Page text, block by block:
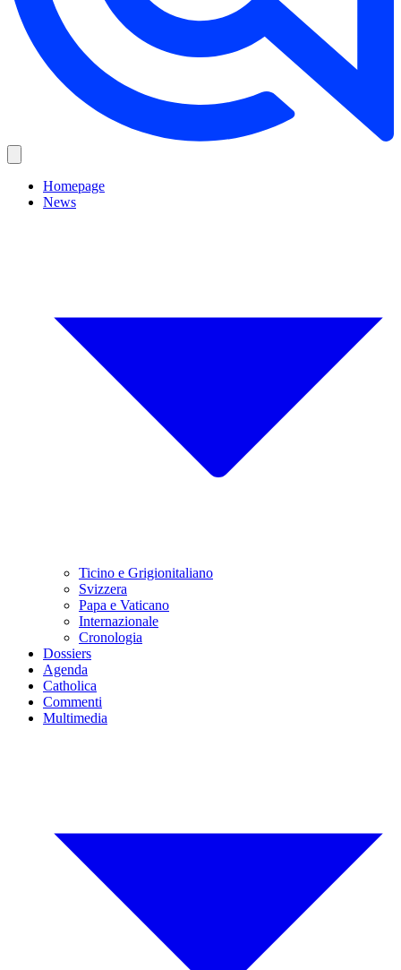
Homepage
News
Ticino e Grigionitaliano
Svizzera
Papa e Vaticano
Internazionale
Cronologia
Dossiers
Agenda
Catholica
Commenti
Multimedia